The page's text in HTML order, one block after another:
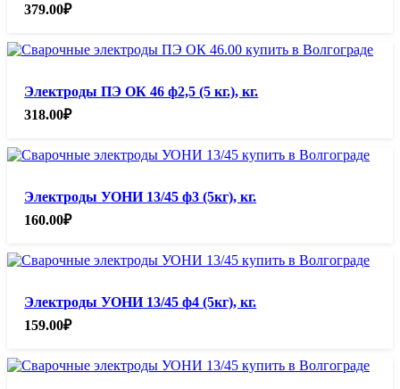
379.00₽
Электроды ПЭ ОК 46 ф2,5 (5 кг.), кг.
318.00₽
Электроды УОНИ 13/45 ф3 (5кг), кг.
160.00₽
Электроды УОНИ 13/45 ф4 (5кг), кг.
159.00₽